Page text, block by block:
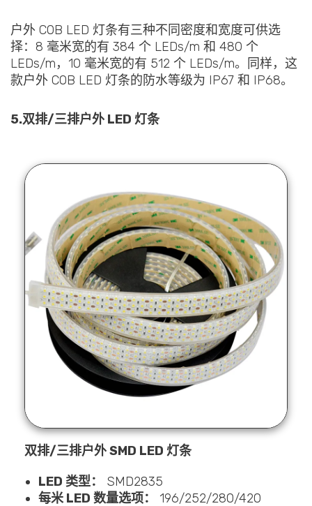
户外 COB LED 灯条有三种不同密度和宽度可供选
择：8 毫米宽的有 384 个 LEDs/m 和 480 个
LEDs/m，10 毫米宽的有 512 个 LEDs/m。同样，这
款户外 COB LED 灯条的防水等级为 IP67 和 IP68。
5.双排/三排户外 LED 灯条
双排/三排户外 SMD LED 灯条
LED 类型：
SMD2835
每米 LED 数量选项：
196/252/280/420